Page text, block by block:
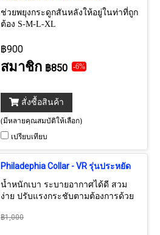
ช่วยพยุงกระดูกสันหลังให้อยู่ในท่าที่ถูก
ต้อง S-M-L-XL
฿900
สมาชิก ฿850 -6%
สั่งซื้อสินค้า
(มีหลายคุณสมบัติให้เลือก)
เปรียบเทียบ
Philadephia Collar - VR รุ่นประหยัด
น้ำหนักเบา ระบายอากาศได้ดี สวม
ง่าย ปรับแรงกระชับตามต้องการด้วย
฿1,000